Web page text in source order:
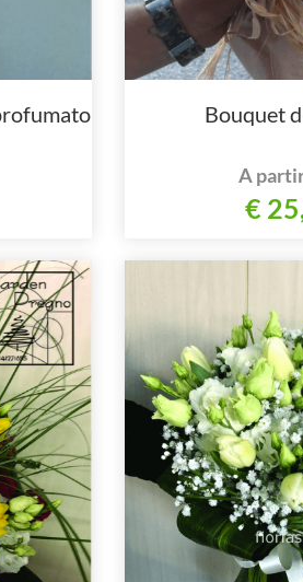
Bouquet
A
€